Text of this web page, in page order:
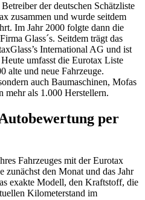
der deutschen Schätzliste
zusammen und wurde seitdem
Im Jahr 2000 folgte dann die
Glass´s. Seitdem trägt das
International AG und ist
umfasst die Eurotax Liste
alte und neue Fahrzeuge.
auch Baumaschinen, Mofas
mehr als 1.000 Herstellern.
per
Fahrzeuges mit der Eurotax
zunächst den Monat und das Jahr
exakte Modell, den Kraftstoff, die
Kilometerstand im